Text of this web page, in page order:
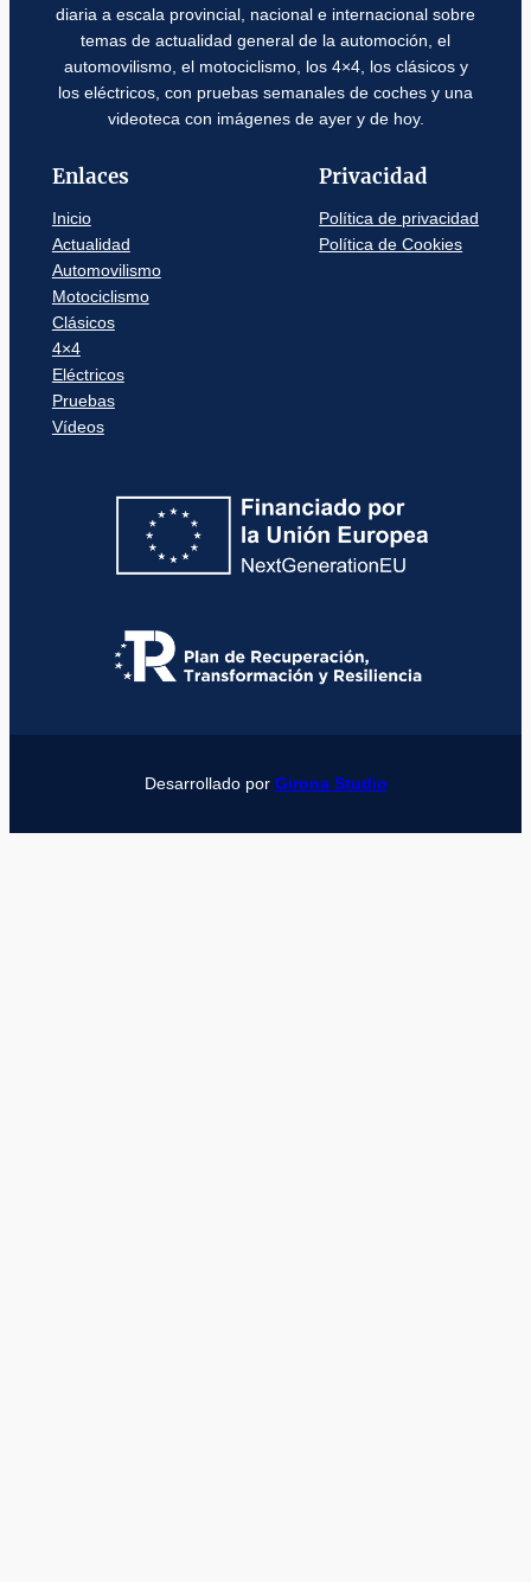
diaria a escala provincial, nacional e internacional sobre
temas de actualidad general de la automoción, el
automovilismo, el motociclismo, los 4×4, los clásicos y
los eléctricos, con pruebas semanales de coches y una
videoteca con imágenes de ayer y de hoy.
Enlaces
Inicio
Actualidad
Automovilismo
Motociclismo
Clásicos
4×4
Eléctricos
Pruebas
Vídeos
Privacidad
Política de privacidad
Política de Cookies
Desarrollado por Girona Studio